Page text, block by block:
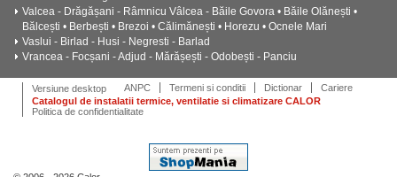
Valcea - Drăgășani - Râmnicu Vâlcea - Băile Govora • Băile Olănești •
Bălcești • Berbești • Brezoi • Călimănești • Horezu • Ocnele Mari
Vaslui - Birlad - Husi - Negresti - Barlad
Vrancea - Focșani - Adjud - Mărășești - Odobești - Panciu
Versiune desktop ANPC Termeni si conditii Dictionar
Cariere
Catalogul de instalatii termice, ventilatie si climatizare CALOR
Politica de confidentialitate